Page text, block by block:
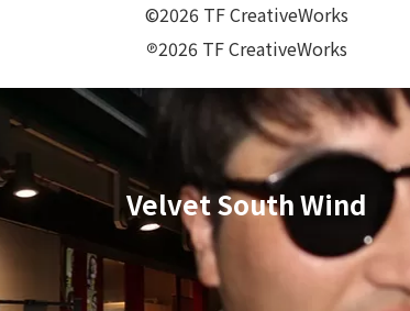
©2026 TF CreativeWorks
℗2026 TF CreativeWorks
Velvet South Wind